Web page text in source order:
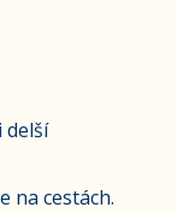
delší
na cestách.